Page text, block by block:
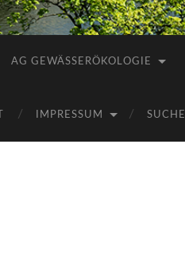
AG GEWÄSSERÖKOLOGIE
IMPRESSUM SUCHE